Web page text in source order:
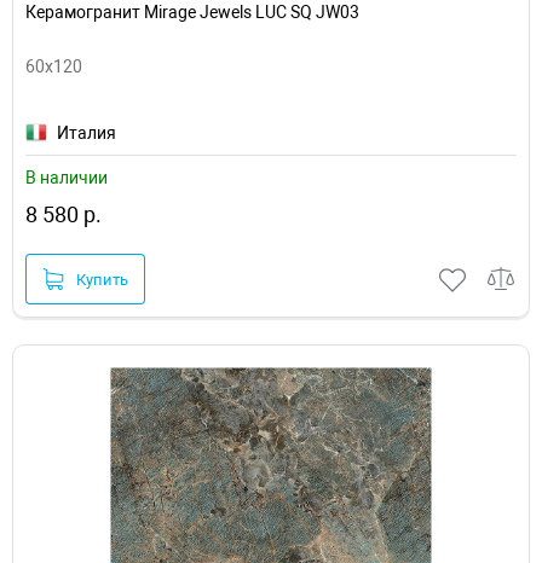
Керамогранит Mirage Jewels LUC SQ JW03
60x120
Италия
В наличии
8 580 р.
Купить